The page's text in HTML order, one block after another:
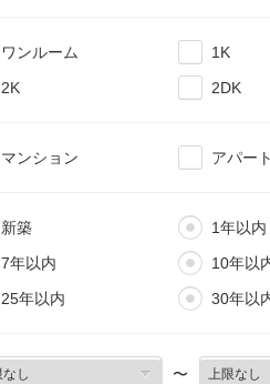
ワンルーム
1K
2K
2DK
マンション アパー
新築
1年以内
7年以内
10年以
25年以内
30年以
〜